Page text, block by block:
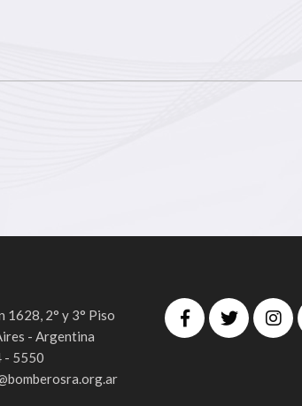
1628, 2° y 3° Piso
- Argentina
- 5550